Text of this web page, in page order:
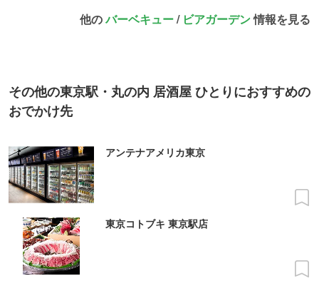
他のバーベキュー/ ビアガーデン情報を見る
その他の東京駅・丸の内 居酒屋 ひとりにおすすめの
おでかけ先
アンテナアメリカ東京
東京コトブキ 東京駅店